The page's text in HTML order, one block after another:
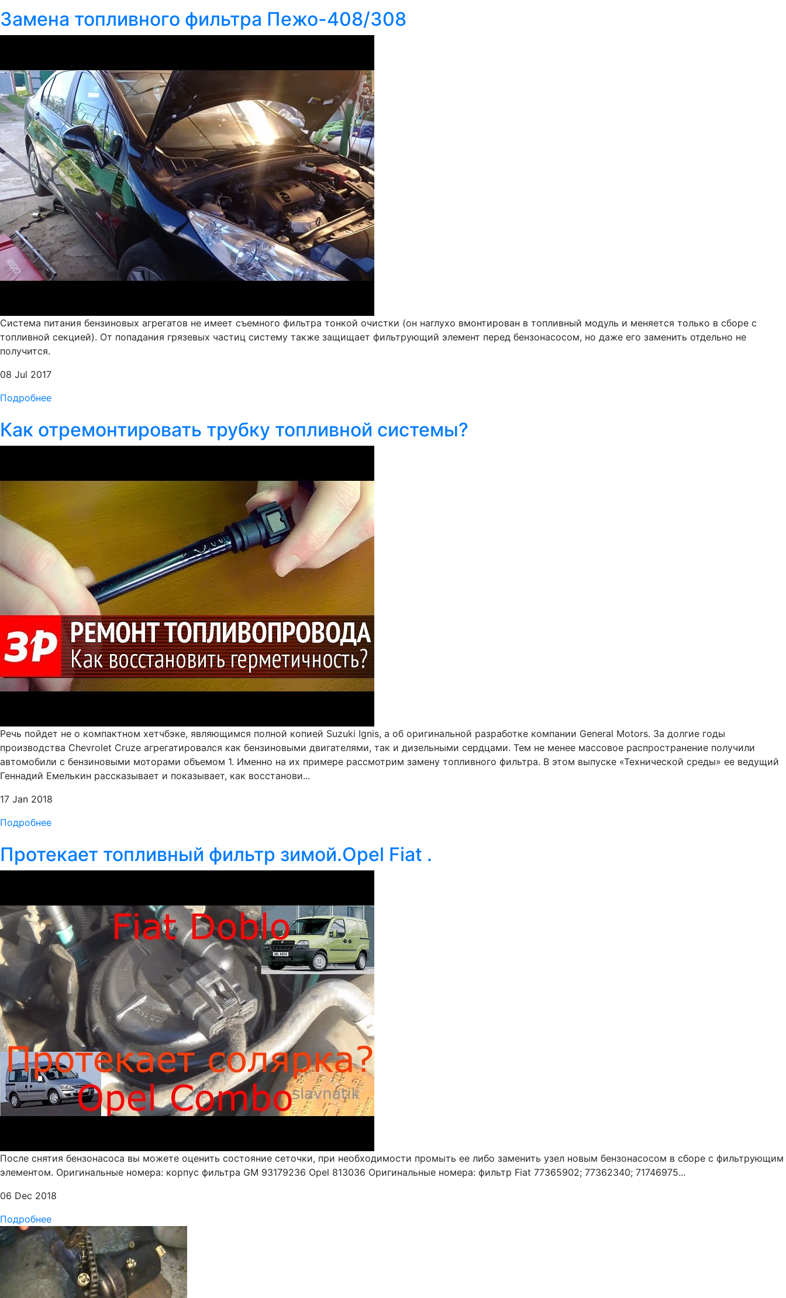
Замена топливного фильтра Пежо-408/308
Система питания бензиновых агрегатов не имеет съемного фильтра тонкой очистки (он наглухо вмонтирован в топливный модуль и меняется только в сборе с
топливной секцией). От попадания грязевых частиц систему также защищает фильтрующий элемент перед бензонасосом, но даже его заменить отдельно не
получится.
08 Jul 2017
Подробнее
Как отремонтировать трубку топливной системы?
Речь пойдет не о компактном хетчбэке, являющимся полной копией Suzuki Ignis, а об оригинальной разработке компании General Motors. За долгие годы
производства Chevrolet Cruze агрегатировался как бензиновыми двигателями, так и дизельными сердцами. Тем не менее массовое распространение получили
автомобили с бензиновыми моторами объемом 1. Именно на их примере рассмотрим замену топливного фильтра. В этом выпуске «Технической среды» ее ведущий
Геннадий Емелькин рассказывает и показывает, как восстанови...
17 Jan 2018
Подробнее
Протекает топливный фильтр зимой.Opel Fiat .
После снятия бензонасоса вы можете оценить состояние сеточки, при необходимости промыть ее либо заменить узел новым бензонасосом в сборе с фильтрующим
элементом. Оригинальные номера: корпус фильтра GM 93179236 Opel 813036 Оригинальные номера: фильтр Fiat 77365902; 77362340; 71746975...
06 Dec 2018
Подробнее